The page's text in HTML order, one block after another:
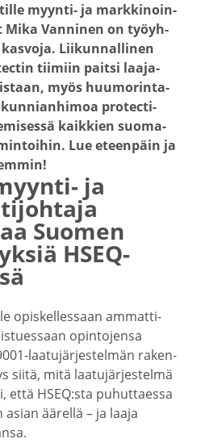
myynti- ja markki­noin­
Mika Vanninen on työyh­
Liikun­nal­linen
tiimiin paitsi laaja-​
myös huumo­rin­ta­
protec­ti­
kaikkien suoma­
Lue eteenpäin ja
ja
Suomen
HSEQ-​
opiskel­lessaan ammat­ti­
opinto­jensa
​laatujärjestelmän raken­
siitä, mitä laatu­jär­jes­telmä
että HSEQ:sta puhut­taessa
äärellä – ja laaja